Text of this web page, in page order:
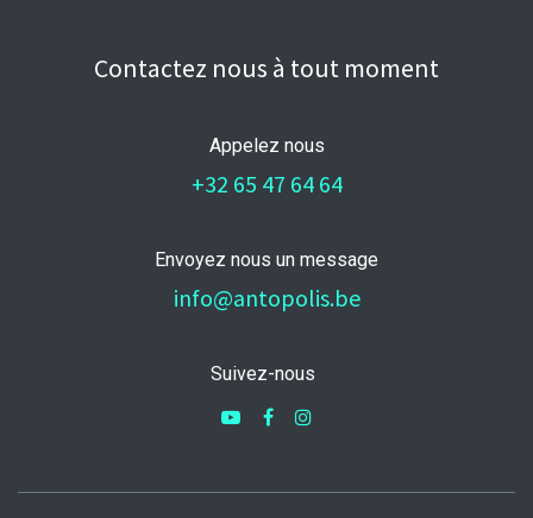
Contactez nous à tout moment
Appelez nous
+32 65 47 64 64
Envoyez nous un message
info@antopolis.be
Suivez-nous